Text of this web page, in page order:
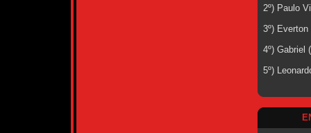
2º) Paulo
3º) Everton
4º) Gabriel
5º)